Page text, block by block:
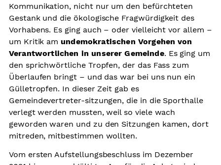
Kommunikation, nicht nur um den befürchteten
Gestank und die ökologische Fragwürdigkeit des
Vorhabens. Es ging auch – oder vielleicht vor allem –
um Kritik am undemokratischen Vorgehen von
Verantwortlichen in unserer Gemeinde. Es ging um
den sprichwörtliche Tropfen, der das Fass zum
Überlaufen bringt – und das war bei uns nun ein
Gülletropfen. In dieser Zeit gab es
Gemeindevertreter-sitzungen, die in die Sporthalle
verlegt werden mussten, weil so viele wach
geworden waren und zu den Sitzungen kamen, dort
mitreden, mitbestimmen wollten.
Vom ersten Aufstellungsbeschluss im Dezember